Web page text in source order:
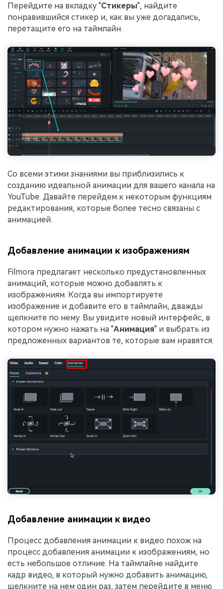
Перейдите на вкладку "Стикеры", найдите
понравившийся стикер и, как вы уже догадались,
перетащите его на таймлайн.
Со всеми этими знаниями вы приблизились к
созданию идеальной анимации для вашего канала на
YouTube. Давайте перейдем к некоторым функциям
редактирования, которые более тесно связаны с
анимацией.
Добавление анимации к изображениям
Filmora предлагает несколько предустановленных
анимаций, которые можно добавлять к
изображениям. Когда вы импортируете
изображение и добавите его в таймлайн, дважды
щелкните по нему. Вы увидите новый интерфейс, в
котором нужно нажать на "Анимация" и выбрать из
предложенных вариантов те, которые вам нравятся.
Добавление анимации к видео
Процесс добавления анимации к видео похож на
процесс добавления анимации к изображениям, но
есть небольшое отличие. На таймлайне найдите
кадр видео, в который нужно добавить анимацию,
щелкните на нем один раз, затем перейдите в меню